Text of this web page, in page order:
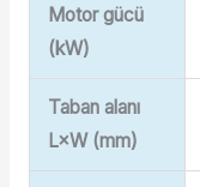
Motor gücü
(kW)
Taban alanı
L×W (mm)